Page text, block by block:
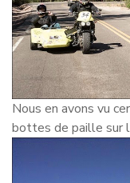
Nous en avons vu
bottes de paille sur